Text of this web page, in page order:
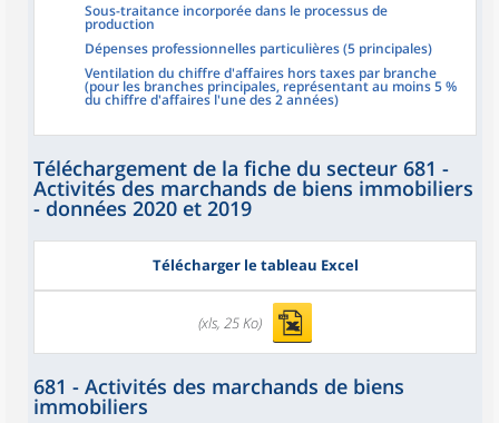
Sous-traitance incorporée dans le processus de
production
Dépenses professionnelles particulières (5 principales)
Ventilation du chiffre d'affaires hors taxes par branche
(pour les branches principales, représentant au moins 5 %
du chiffre d'affaires l'une des 2 années)
Téléchargement de la fiche du secteur 681 -
Activités des marchands de biens immobiliers
- données 2020 et 2019
Télécharger le tableau Excel
(xls, 25 Ko)
681 - Activités des marchands de biens
immobiliers